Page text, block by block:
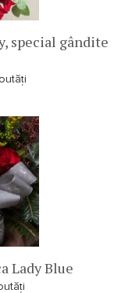
special gândite
Lady Blue